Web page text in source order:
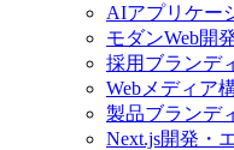
AIアプリケー
モダンWeb開
採用ブランデ
Webメディア
製品ブランデ
Next.js開発・